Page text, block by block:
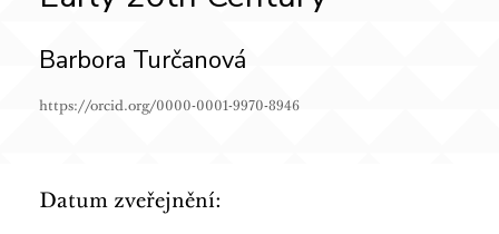
Barbora Turčanová
https://orcid.org/0000-0001-9970-8946
Datum zveřejnění: